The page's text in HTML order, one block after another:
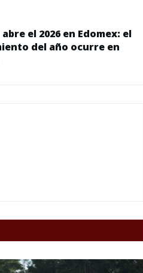
el 2026 en Edomex: el
del año ocurre en